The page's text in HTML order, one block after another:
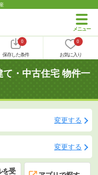
0
保存した条件
0
お気に入り
・中古住宅 物件一
変更する
変更する
を受